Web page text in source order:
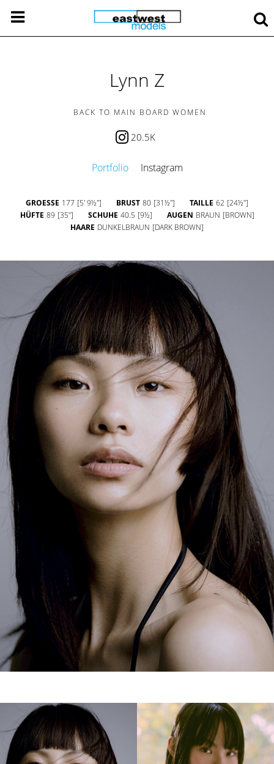
Lynn Z
BACK TO MAIN BOARD WOMEN
20.5K
Portfolio Instagram
GROESSE 177 [5' 9½''] BRUST 80 [31½''] TAILLE 62 [24½'']
HÜFTE 89 [35''] SCHUHE 40.5 [9½] AUGEN BRAUN [BROWN]
HAARE DUNKELBRAUN [DARK BROWN]